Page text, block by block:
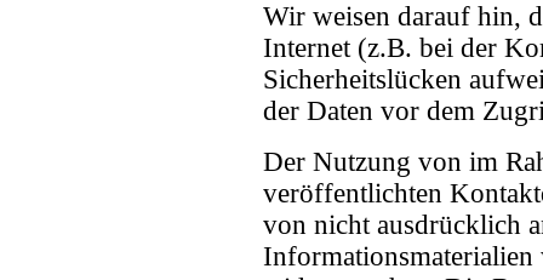
Wir weisen darauf hin,
Internet (z.B. bei der
Sicherheitslücken
der Daten vor dem
Der Nutzung von im
veröffentlichten
von nicht ausdrücklich